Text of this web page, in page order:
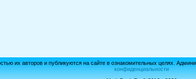
их авторов и публикуются на сайте в ознакомительных целях.
конфиденциальности